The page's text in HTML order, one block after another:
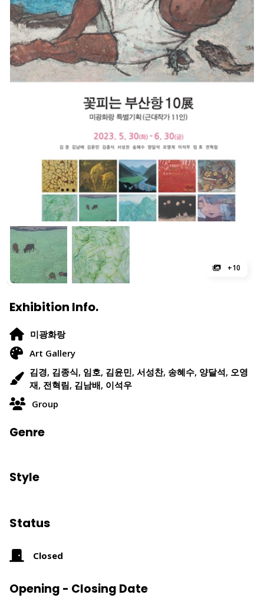
+10
Exhibition Info.
미광화랑
Art Gallery
김경, 김종식, 임호, 김윤민, 서성찬, 송혜수, 양달석, 오영
재, 전혁림, 김남배, 이석우
Group
Genre
Style
Status
Closed
Opening - Closing Date